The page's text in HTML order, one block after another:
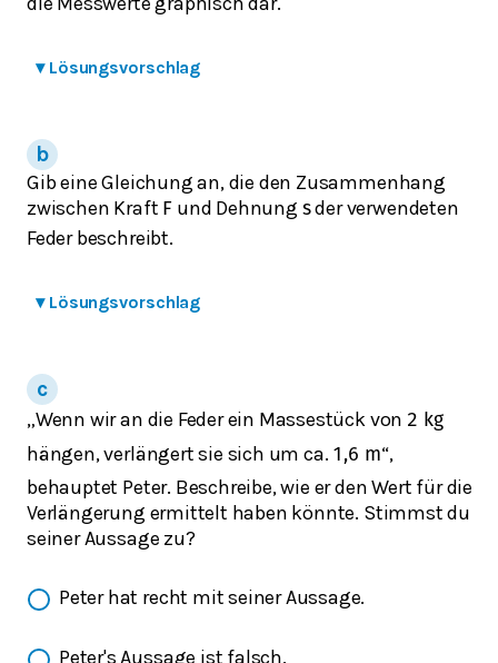
▾ Lösungsvorschlag
Gib eine Gleichung an, die den Zusammenhang
zwischen Kraft F und Dehnung sder verwendeten
Feder beschreibt.
▾ Lösungsvorschlag
„Wenn wir an die Feder ein Massestück von 2 kg
hängen, verlängert sie sich um ca. 1,6 m“,
behauptet Peter. Beschreibe, wie er den Wert für die
Verlängerung ermittelt haben könnte. Stimmst du
seiner Aussage zu?
Peter hat recht mit seiner Aussage.
Peter's Aussage ist falsch.